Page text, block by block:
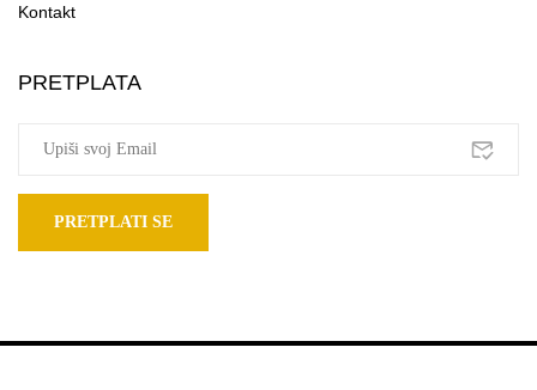
Kontakt
PRETPLATA